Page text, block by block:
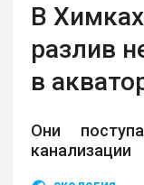
В
разлив
в
Они
канализации